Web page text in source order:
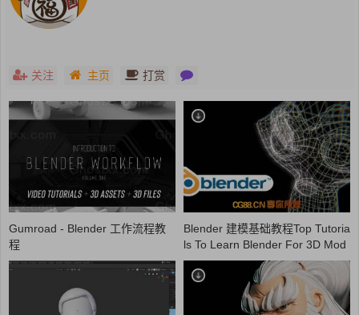
关注 主页 打赏
Gumroad - Blender 工作流程教
程
Blender 建模基础教程Top Tutoria
ls To Learn Blender For 3D Mod
eling